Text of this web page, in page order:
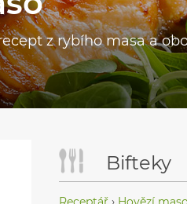
z rybího masa a
Bifteky